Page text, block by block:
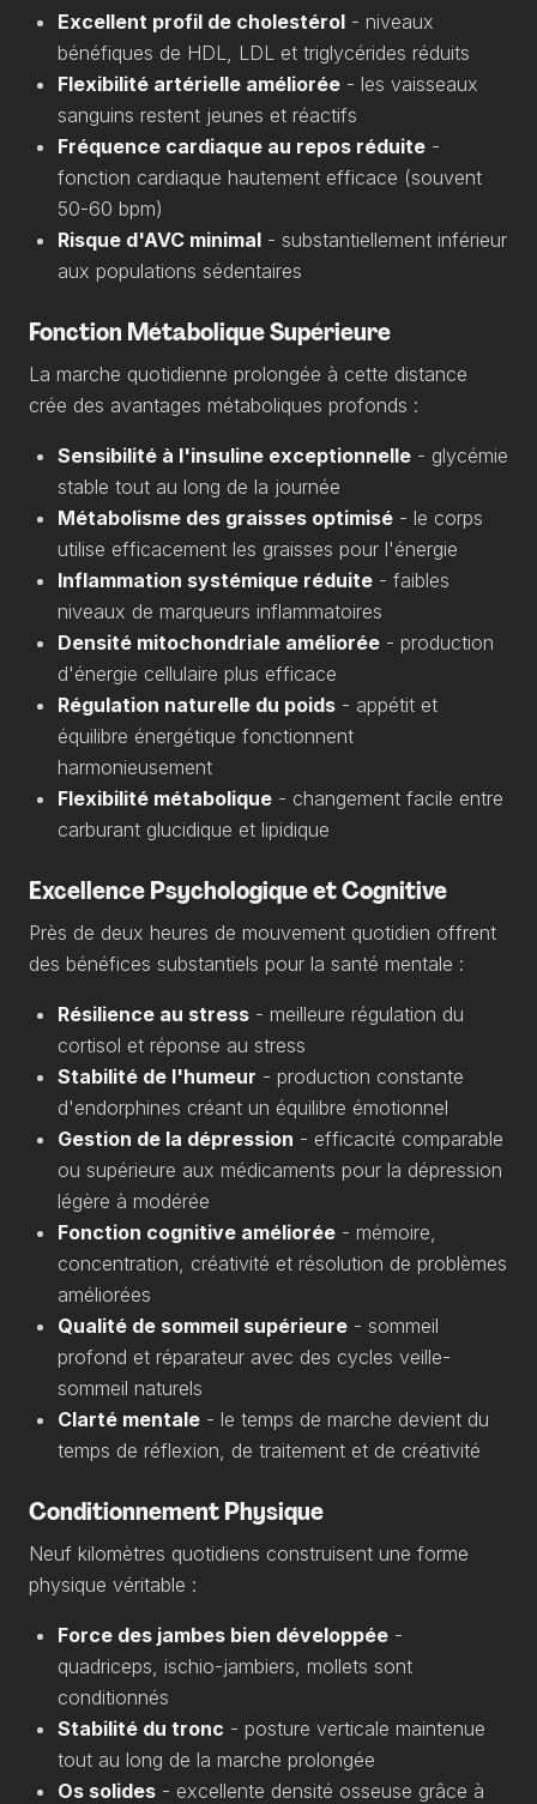
Excellent profil de cholestérol - niveaux
bénéfiques de HDL, LDL et triglycérides réduits
Flexibilité artérielle améliorée - les vaisseaux
sanguins restent jeunes et réactifs
Fréquence cardiaque au repos réduite -
fonction cardiaque hautement efficace (souvent
50-60 bpm)
Risque d'AVC minimal - substantiellement inférieur
aux populations sédentaires
Fonction Métabolique Supérieure
La marche quotidienne prolongée à cette distance
crée des avantages métaboliques profonds :
Sensibilité à l'insuline exceptionnelle - glycémie
stable tout au long de la journée
Métabolisme des graisses optimisé - le corps
utilise efficacement les graisses pour l'énergie
Inflammation systémique réduite - faibles
niveaux de marqueurs inflammatoires
Densité mitochondriale améliorée - production
d'énergie cellulaire plus efficace
Régulation naturelle du poids - appétit et
équilibre énergétique fonctionnent
harmonieusement
Flexibilité métabolique - changement facile entre
carburant glucidique et lipidique
Excellence Psychologique et Cognitive
Près de deux heures de mouvement quotidien offrent
des bénéfices substantiels pour la santé mentale :
Résilience au stress - meilleure régulation du
cortisol et réponse au stress
Stabilité de l'humeur - production constante
d'endorphines créant un équilibre émotionnel
Gestion de la dépression - efficacité comparable
ou supérieure aux médicaments pour la dépression
légère à modérée
Fonction cognitive améliorée - mémoire,
concentration, créativité et résolution de problèmes
améliorées
Qualité de sommeil supérieure - sommeil
profond et réparateur avec des cycles veille-
sommeil naturels
Clarté mentale - le temps de marche devient du
temps de réflexion, de traitement et de créativité
Conditionnement Physique
Neuf kilomètres quotidiens construisent une forme
physique véritable :
Force des jambes bien développée -
quadriceps, ischio-jambiers, mollets sont
conditionnés
Stabilité du tronc - posture verticale maintenue
tout au long de la marche prolongée
Os solides - excellente densité osseuse grâce à